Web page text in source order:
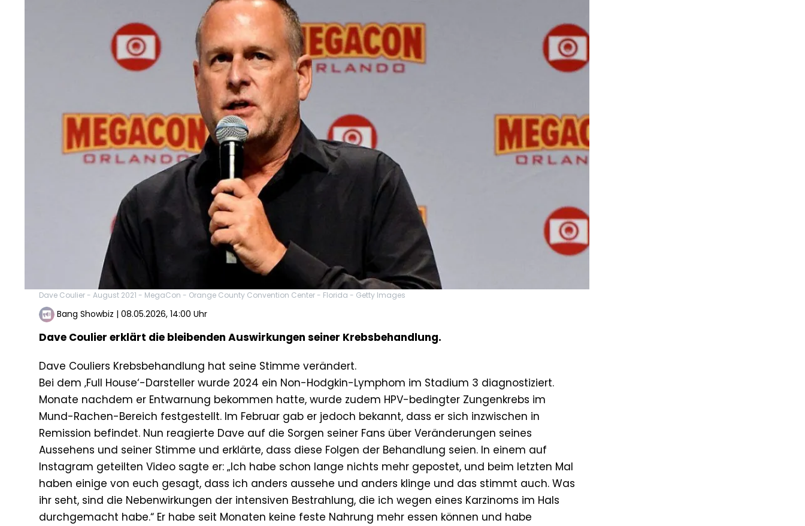
Dave Coulier - August 2021 - MegaCon - Orange County Convention Center - Florida - Getty Images
Bang Showbiz | 08.05.2026, 14:00 Uhr
Dave Coulier erklärt die bleibenden Auswirkungen seiner Krebsbehandlung.
Dave Couliers Krebsbehandlung hat seine Stimme verändert.
Bei dem ‚Full House‘-Darsteller wurde 2024 ein Non-Hodgkin-Lymphom im Stadium 3 diagnostiziert.
Monate nachdem er Entwarnung bekommen hatte, wurde zudem HPV-bedingter Zungenkrebs im
Mund-Rachen-Bereich festgestellt. Im Februar gab er jedoch bekannt, dass er sich inzwischen in
Remission befindet. Nun reagierte Dave auf die Sorgen seiner Fans über Veränderungen seines
Aussehens und seiner Stimme und erklärte, dass diese Folgen der Behandlung seien. In einem auf
Instagram geteilten Video sagte er: „Ich habe schon lange nichts mehr gepostet, und beim letzten Mal
haben einige von euch gesagt, dass ich anders aussehe und anders klinge und das stimmt auch. Was
ihr seht, sind die Nebenwirkungen der intensiven Bestrahlung, die ich wegen eines Karzinoms im Hals
durchgemacht habe.“ Er habe seit Monaten keine feste Nahrung mehr essen können und habe